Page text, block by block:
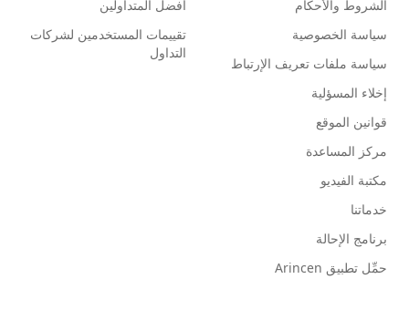
الشروط والأحكام
سياسة الخصوصية
سياسة ملفات تعريف الإرتباط
إخلاء المسؤلية
قوانين الموقع
مركز المساعدة
مكتبة الفيديو
خدماتنا
برنامج الإحالة
حمِّل تطبيق Arincen
أفضل المتداولين
تقييمات المستخدمين لشركات
التداول